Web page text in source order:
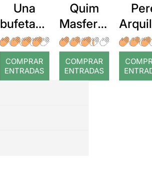
Una
bufetada
a temps
COMPRAR
ENTRADAS
Quim
Masferre
r: Temps
COMPRAR
ENTRADAS
: